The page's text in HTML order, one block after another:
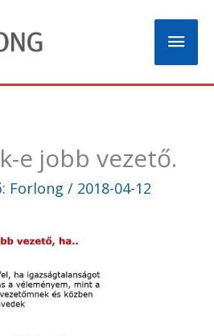
Main
e jobb vezető.
Forlong / 2018-04-12